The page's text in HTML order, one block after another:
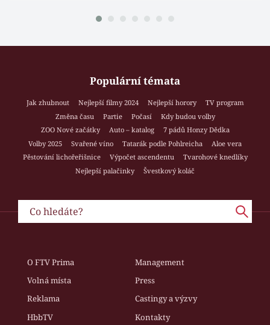
Populární témata
Jak zhubnout Nejlepší filmy 2024 Nejlepší horory
TV program
Změna času
Partie Počasí
Kdy budou volby
ZOO Nové začátky
Auto – katalog
7 pádů Honzy Dědka
Volby 2025
Svařené víno Tatarák podle Pohlreicha
Aloe vera
Pěstování lichořeřišnice
Výpočet ascendentu
Tvarohové knedlíky
Nejlepší palačinky
Švestkový koláč
O FTV Prima
Management
Volná místa
Press
Reklama
Castingy a výzvy
HbbTV
Kontakty